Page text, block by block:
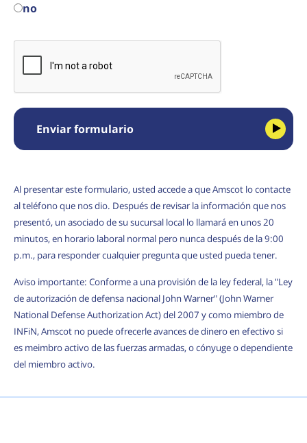
no
Enviar formulario
Al presentar este formulario, usted accede a que Amscot lo contacte
al teléfono que nos dio. Después de revisar la información que nos
presentó, un asociado de su sucursal local lo llamará en unos 20
minutos, en horario laboral normal pero nunca después de la 9:00
p.m., para responder cualquier pregunta que usted pueda tener.
Aviso importante: Conforme a una provisión de la ley federal, la "Ley
de autorización de defensa nacional John Warner" (John Warner
National Defense Authorization Act) del 2007 y como miembro de
INFiN, Amscot no puede ofrecerle avances de dinero en efectivo si
es meimbro activo de las fuerzas armadas, o cónyuge o dependiente
del miembro activo.